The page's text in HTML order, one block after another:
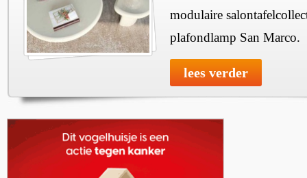
modulaire
plafondlamp San Marco.
lees verder